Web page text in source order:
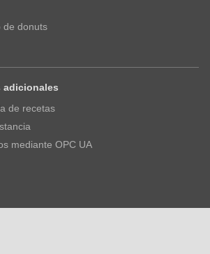
de lapolítica de privacidad
de donuts
adicionales
de recetas
mediante OPC UA